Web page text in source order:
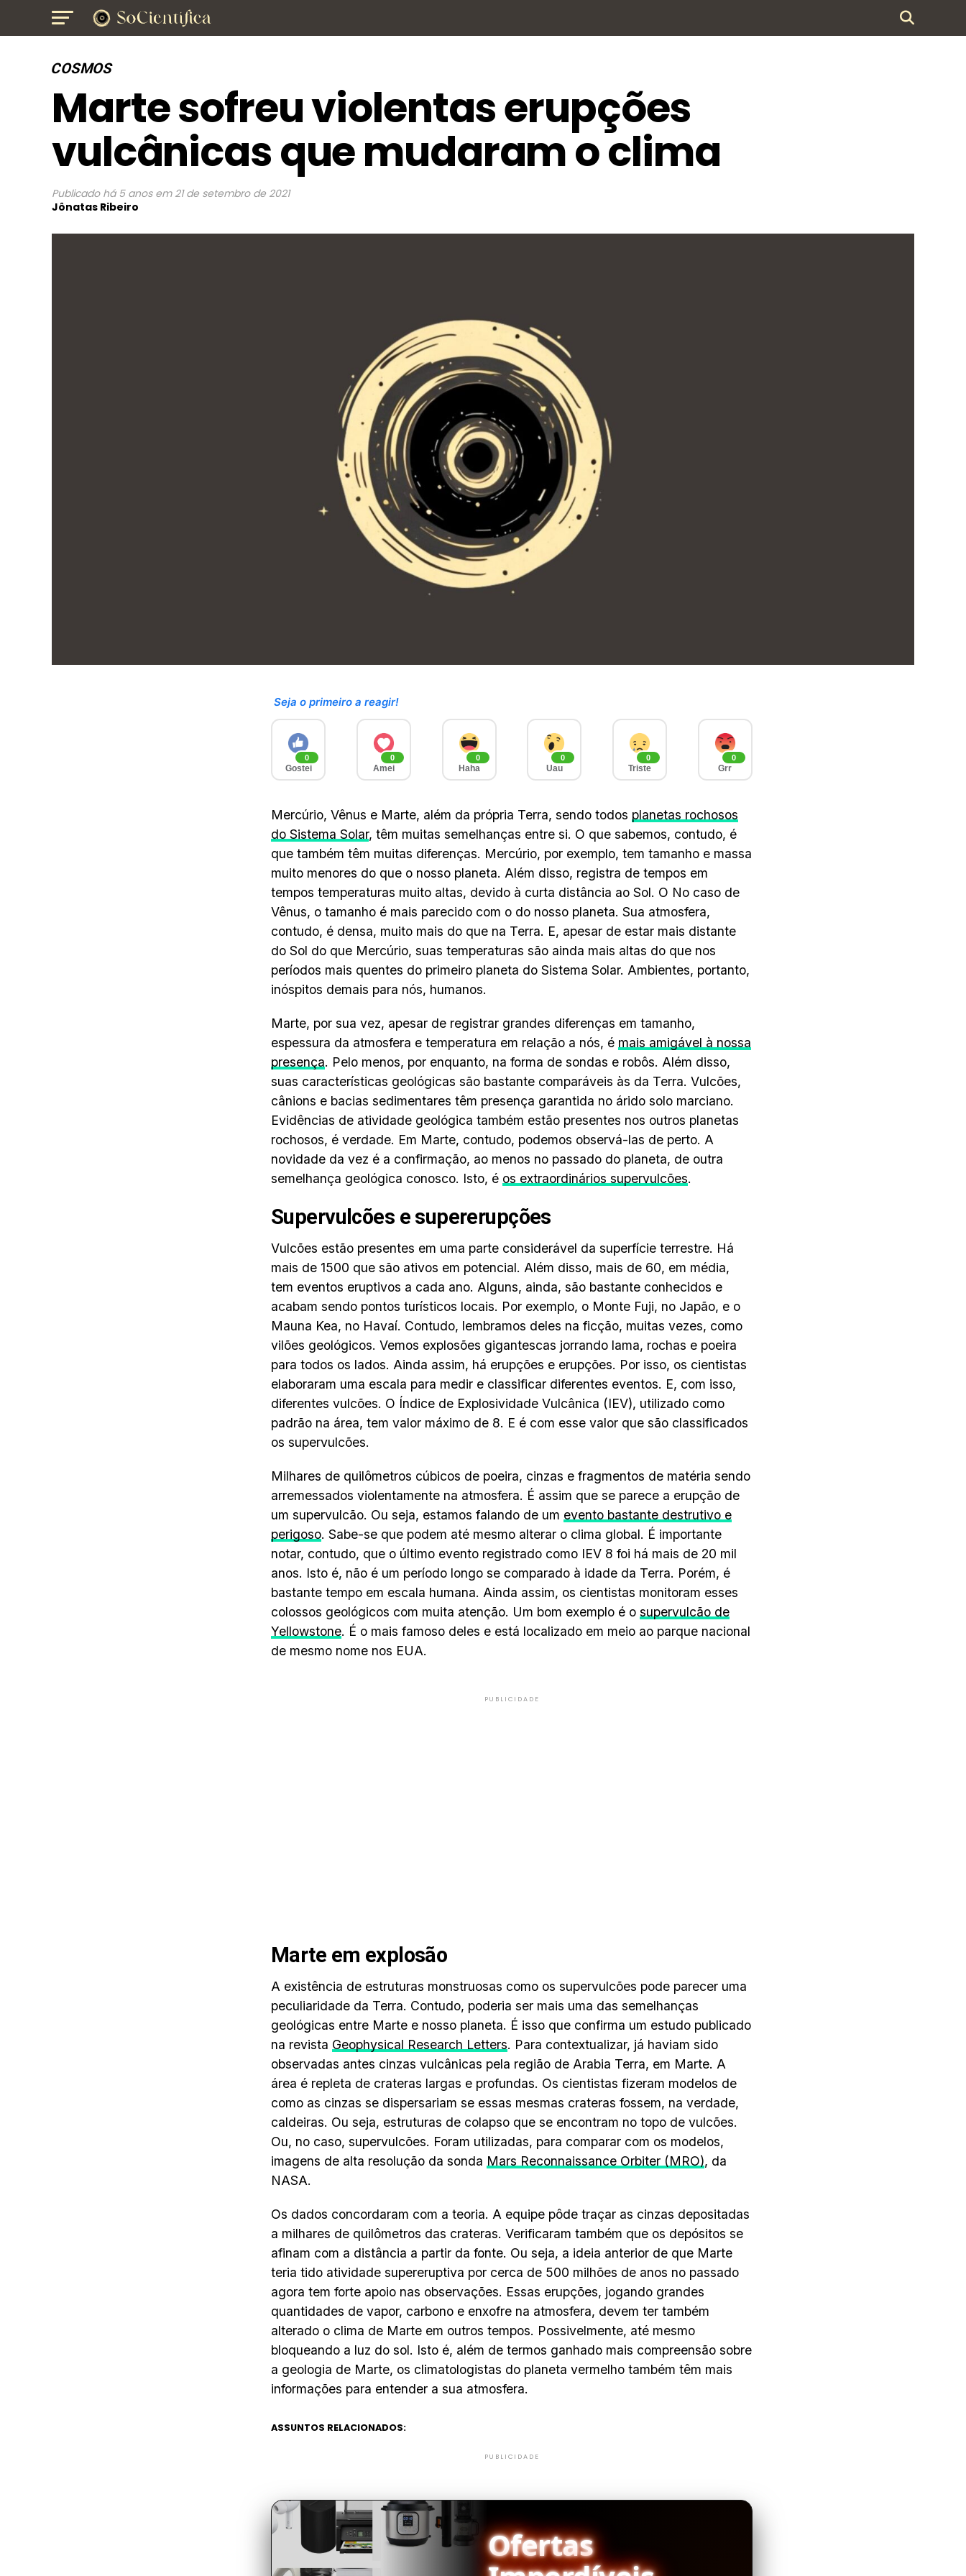
COSMOS
Marte sofreu violentas erupções
vulcânicas que mudaram o clima
Publicado há 5 anos em 21 de setembro de 2021
Jônatas Ribeiro
Seja o primeiro a reagir!
0
Gostei
0
Amei
0
Haha
0
Uau
0
Triste
0
Grr
Mercúrio, Vênus e Marte, além da própria Terra, sendo todos planetas rochosos
do Sistema Solar, têm muitas semelhanças entre si. O que sabemos, contudo, é
que também têm muitas diferenças. Mercúrio, por exemplo, tem tamanho e massa
muito menores do que o nosso planeta. Além disso, registra de tempos em
tempos temperaturas muito altas, devido à curta distância ao Sol. O No caso de
Vênus, o tamanho é mais parecido com o do nosso planeta. Sua atmosfera,
contudo, é densa, muito mais do que na Terra. E, apesar de estar mais distante
do Sol do que Mercúrio, suas temperaturas são ainda mais altas do que nos
períodos mais quentes do primeiro planeta do Sistema Solar. Ambientes, portanto,
inóspitos demais para nós, humanos.
Marte, por sua vez, apesar de registrar grandes diferenças em tamanho,
espessura da atmosfera e temperatura em relação a nós, é mais amigável à nossa
presença. Pelo menos, por enquanto, na forma de sondas e robôs. Além disso,
suas características geológicas são bastante comparáveis às da Terra. Vulcões,
cânions e bacias sedimentares têm presença garantida no árido solo marciano.
Evidências de atividade geológica também estão presentes nos outros planetas
rochosos, é verdade. Em Marte, contudo, podemos observá-las de perto. A
novidade da vez é a confirmação, ao menos no passado do planeta, de outra
semelhança geológica conosco. Isto, é os extraordinários supervulcões.
Supervulcões e supererupções
Vulcões estão presentes em uma parte considerável da superfície terrestre. Há
mais de 1500 que são ativos em potencial. Além disso, mais de 60, em média,
tem eventos eruptivos a cada ano. Alguns, ainda, são bastante conhecidos e
acabam sendo pontos turísticos locais. Por exemplo, o Monte Fuji, no Japão, e o
Mauna Kea, no Havaí. Contudo, lembramos deles na ficção, muitas vezes, como
vilões geológicos. Vemos explosões gigantescas jorrando lama, rochas e poeira
para todos os lados. Ainda assim, há erupções e erupções. Por isso, os cientistas
elaboraram uma escala para medir e classificar diferentes eventos. E, com isso,
diferentes vulcões. O Índice de Explosividade Vulcânica (IEV), utilizado como
padrão na área, tem valor máximo de 8. E é com esse valor que são classificados
os supervulcões.
Milhares de quilômetros cúbicos de poeira, cinzas e fragmentos de matéria sendo
arremessados violentamente na atmosfera. É assim que se parece a erupção de
um supervulcão. Ou seja, estamos falando de um evento bastante destrutivo e
perigoso. Sabe-se que podem até mesmo alterar o clima global. É importante
notar, contudo, que o último evento registrado como IEV 8 foi há mais de 20 mil
anos. Isto é, não é um período longo se comparado à idade da Terra. Porém, é
bastante tempo em escala humana. Ainda assim, os cientistas monitoram esses
colossos geológicos com muita atenção. Um bom exemplo é o supervulcão de
Yellowstone. É o mais famoso deles e está localizado em meio ao parque nacional
de mesmo nome nos EUA.
PUBLICIDADE
Marte em explosão
A existência de estruturas monstruosas como os supervulcões pode parecer uma
peculiaridade da Terra. Contudo, poderia ser mais uma das semelhanças
geológicas entre Marte e nosso planeta. É isso que confirma um estudo publicado
na revista Geophysical Research Letters. Para contextualizar, já haviam sido
observadas antes cinzas vulcânicas pela região de Arabia Terra, em Marte. A
área é repleta de crateras largas e profundas. Os cientistas fizeram modelos de
como as cinzas se dispersariam se essas mesmas crateras fossem, na verdade,
caldeiras. Ou seja, estruturas de colapso que se encontram no topo de vulcões.
Ou, no caso, supervulcões. Foram utilizadas, para comparar com os modelos,
imagens de alta resolução da sonda Mars Reconnaissance Orbiter (MRO), da
NASA.
Os dados concordaram com a teoria. A equipe pôde traçar as cinzas depositadas
a milhares de quilômetros das crateras. Verificaram também que os depósitos se
afinam com a distância a partir da fonte. Ou seja, a ideia anterior de que Marte
teria tido atividade supereruptiva por cerca de 500 milhões de anos no passado
agora tem forte apoio nas observações. Essas erupções, jogando grandes
quantidades de vapor, carbono e enxofre na atmosfera, devem ter também
alterado o clima de Marte em outros tempos. Possivelmente, até mesmo
bloqueando a luz do sol. Isto é, além de termos ganhado mais compreensão sobre
a geologia de Marte, os climatologistas do planeta vermelho também têm mais
informações para entender a sua atmosfera.
ASSUNTOS RELACIONADOS:
PUBLICIDADE
Ofertas